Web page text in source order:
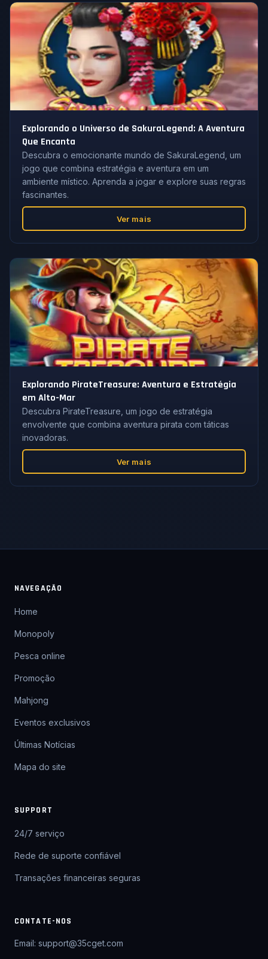
Explorando o Universo de SakuraLegend: A Aventura
Que Encanta
Descubra o emocionante mundo de SakuraLegend, um
jogo que combina estratégia e aventura em um
ambiente místico. Aprenda a jogar e explore suas regras
fascinantes.
Ver mais
Explorando PirateTreasure: Aventura e Estratégia
em Alto-Mar
Descubra PirateTreasure, um jogo de estratégia
envolvente que combina aventura pirata com táticas
inovadoras.
Ver mais
NAVEGAÇÃO
Home
Monopoly
Pesca online
Promoção
Mahjong
Eventos exclusivos
Últimas Notícias
Mapa do site
SUPPORT
24/7 serviço
Rede de suporte confiável
Transações financeiras seguras
CONTATE-NOS
Email: support@35cget.com